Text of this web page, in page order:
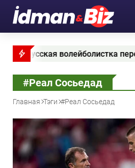
перешла в "Муров Аз Терминал"
#Реал Сосьедад
Главная Тэги #Реал Сосьедад